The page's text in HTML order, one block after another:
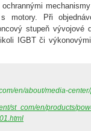
motory. Při
stupeň vývojové
IGBT či
en/about/media-
st_com/en/products/